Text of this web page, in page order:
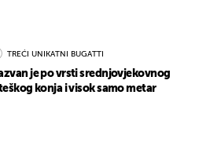
TREĆI UNIKATNI BUGATTI
je po vrsti srednjovjekovnog
konja i visok samo metar